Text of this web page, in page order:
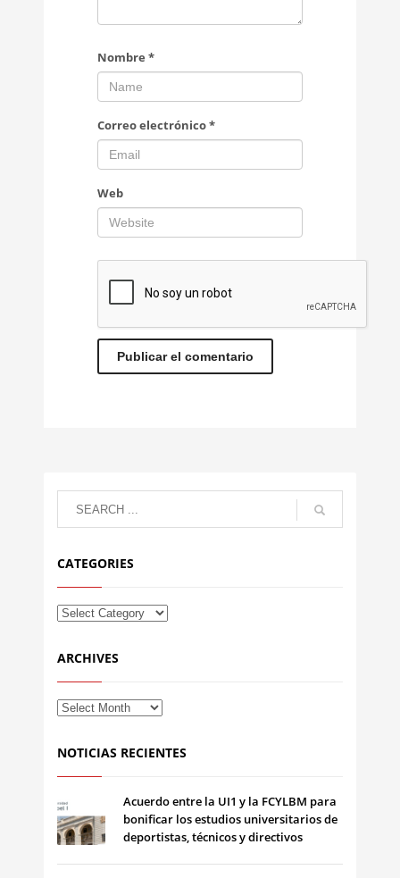
Nombre *
Correo electrónico*
Web
CATEGORIES
ARCHIVES
NOTICIAS RECIENTES
Acuerdo entre la UI1 y la FCYLBM para
bonificar los estudios universitarios de
deportistas, técnicos y directivos